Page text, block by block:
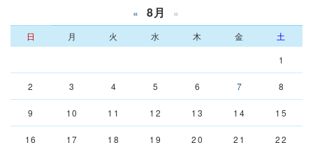
« 8月 »
日 月 火 水 木 金
土
1
2 3 4 5 6 7 8
9 10 11 12 13 14 15
16 17 18 19 20 21 22